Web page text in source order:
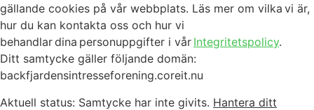
gällande cookies på vår webbplats. Läs mer om vilka vi är,
hur du kan kontakta oss och hur vi
behandlar dina personuppgifter i vår Integritetspolicy.
Ditt samtycke gäller följande domän:
backfjardensintresseforening.coreit.nu
Aktuell status: Samtycke har inte givits. Hantera ditt